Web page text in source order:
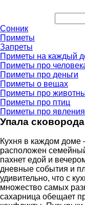
Сонник
Приметы
Запреты
Приметы на каждый
Приметы про
Приметы про деньги
Приметы о вещах
Приметы про
Приметы про птиц
Приметы про
Упала
Кухня в каждом доме
расположен
пахнет едой и
дневные события и
удивительно, что с
множество самых
сахарница обещает